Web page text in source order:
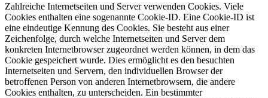
Zahlreiche Internetseiten und Server verwenden Cookies. Viele
Cookies enthalten eine sogenannte Cookie-ID. Eine Cookie-ID ist
eine eindeutige Kennung des Cookies. Sie besteht aus einer
Zeichenfolge, durch welche Internetseiten und Server dem
konkreten Internetbrowser zugeordnet werden können, in dem das
Cookie gespeichert wurde. Dies ermöglicht es den besuchten
Internetseiten und Servern, den individuellen Browser der
betroffenen Person von anderen Internetbrowsern, die andere
Cookies enthalten, zu unterscheiden. Ein bestimmter